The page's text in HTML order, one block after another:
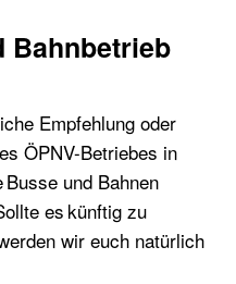
Bahnbetrieb
Empfehlung oder
ÖPNV-Betriebes in
Busse und Bahnen
es künftig zu
wir euch natürlich